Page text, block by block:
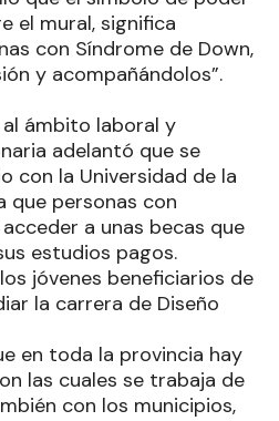
el mural, significa
con Síndrome de Down,
y acompañándolos”.
ámbito laboral y
adelantó que se
con la Universidad de la
que personas con
a unas becas que
estudios pagos.
jóvenes beneficiarios de
la carrera de Diseño
en toda la provincia hay
las cuales se trabaja de
con los municipios,